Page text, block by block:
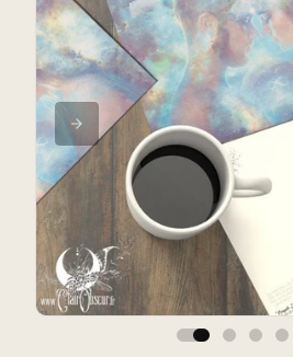
r
o
d
ui
ts